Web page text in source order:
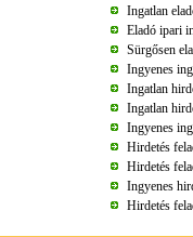
Ingatlan
Eladó ipari
Sürgősen
Ingyenes
Ingatlan
Ingatlan
Ingyenes
Hirdetés
Hirdetés
Ingyenes
Hirdetés